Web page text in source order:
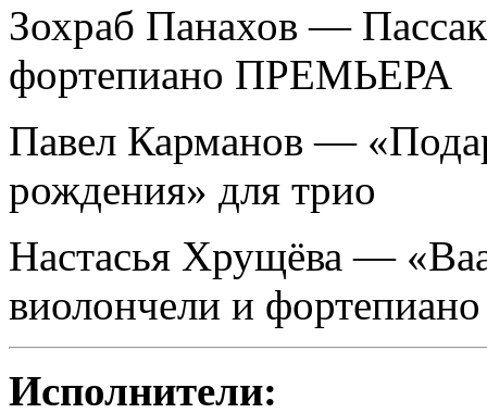
Зохраб Панахов —
фортепиано ПРЕМЬЕРА
Павел Карманов —
рождения» для трио
Настасья Хрущёва —
виолончели и фортепиано
Исполнители: